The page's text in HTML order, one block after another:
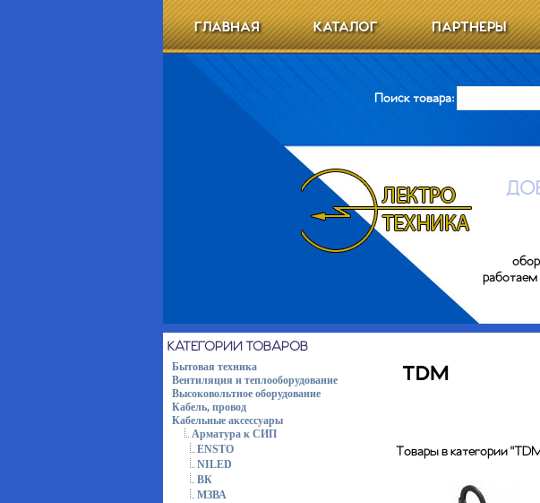
ГЛАВНАЯ КАТАЛОГ ПАРТНЕРЫ
Поиск товара:
КАТЕГОРИИ ТОВАРОВ
Бытовая техника
Вентиляция и теплооборудование
Высоковольтное оборудование
Кабель, провод
Кабельные аксессуары
Арматура к СИП
ENSTO
NILED
ВК
МЗВА
TDM
Товары в категории